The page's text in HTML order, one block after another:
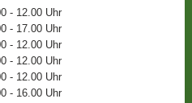
- 12.00 Uhr
- 17.00 Uhr
- 12.00 Uhr
- 12.00 Uhr
- 12.00 Uhr
- 16.00 Uhr